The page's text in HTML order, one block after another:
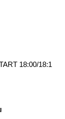
18:00/18:1